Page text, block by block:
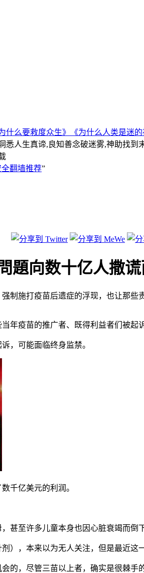
什么要救度众生》
《为什么人类是迷的
悉人生真谛,良知善念破迷雾,神助找到
全翻墙推荐”
題向数十亿人撒
制施打疫苗后遗症的浮现，也让那
年疫苗的推广者、既得利益者们被
，可能面临终身监禁。
千亿美元的利润。
甚至许多儿童本身也因心脏衰竭而倒下
），本来以为无人关注，但是最近
的，尽管三苗以上者，确实是很棘手